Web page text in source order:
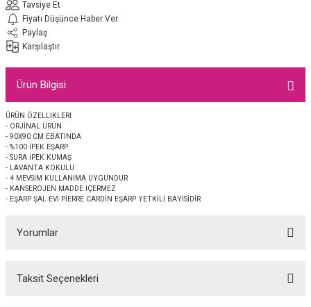
EŞARP 2025-2026 SONBAHAR KIŞ
EŞARP
JAKAR ŞAL
İpek Koton Şal
ŞAL
Tavsiye Et
Fiyatı Düşünce Haber Ver
Paylaş
Karşılaştır
Ürün Bilgisi
ÜRÜN ÖZELLİKLERİ
- ORJİNAL ÜRÜN
- 90X90 CM EBATINDA
- %100 İPEK EŞARP
- SURA İPEK KUMAŞ
- LAVANTA KOKULU
- 4 MEVSİM KULLANIMA UYGUNDUR
- KANSEROJEN MADDE İÇERMEZ
- EŞARP ŞAL EVİ PİERRE CARDİN EŞARP YETKİLİ BAYİSİDİR
Yorumlar
Taksit Seçenekleri